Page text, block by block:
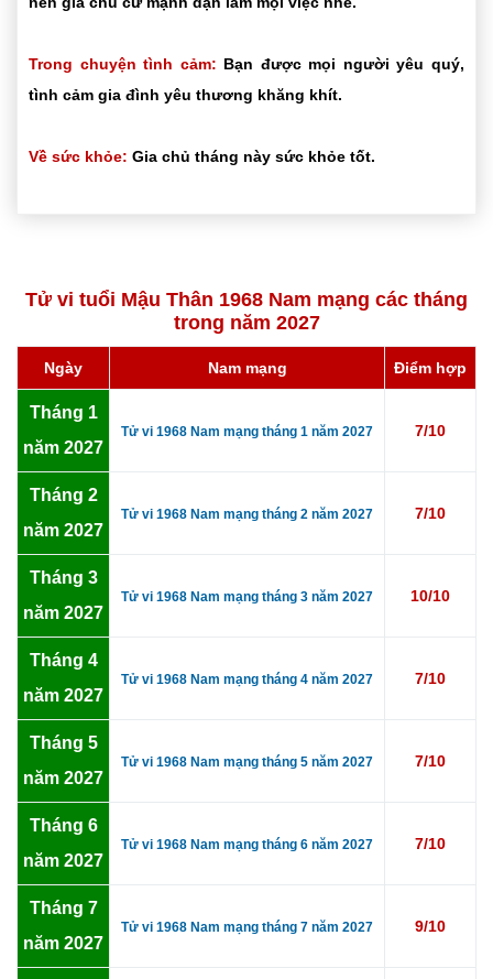
Trong chuyện tình cảm: Bạn được mọi người yêu quý,
tình cảm gia đình yêu thương khăng khít.
Về sức khỏe: Gia chủ tháng này sức khỏe tốt.
Tử vi tuổi Mậu Thân 1968 Nam mạng các tháng
trong năm 2027
Ngày Nam mạng Điểm hợp
Tháng 1
năm 2027
Tử vi 1968 Nam mạng tháng 1 năm 2027 7/10
Tháng 2
năm 2027
Tử vi 1968 Nam mạng tháng 2 năm 2027 7/10
Tháng 3
năm 2027
Tử vi 1968 Nam mạng tháng 3 năm 2027 10/10
Tháng 4
năm 2027
Tử vi 1968 Nam mạng tháng 4 năm 2027 7/10
Tháng 5
năm 2027
Tử vi 1968 Nam mạng tháng 5 năm 2027 7/10
Tháng 6
năm 2027
Tử vi 1968 Nam mạng tháng 6 năm 2027 7/10
Tháng 7
năm 2027
Tử vi 1968 Nam mạng tháng 7 năm 2027 9/10